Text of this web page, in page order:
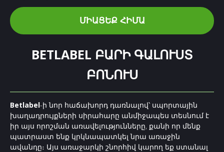
ՄԻԱՑԵՔ ՀԻՄԱ
BETLABEL ԲԱՐԻ ԳԱԼՈՒՍՏ
ԲՈՆՈՒՍ
Betlabel-ի նոր հաճախորդ դառնալով՝ սպորտային
խաղադրույքների սիրահարը անմիջապես տեսնում է
իր այս որոշման առավելությունները, քանի որ մենք
պատրաստ ենք կրկնապատկել նրա առաջին
ավանդը։ Այս առաջարկի շնորհիվ կարող եք ստանալ